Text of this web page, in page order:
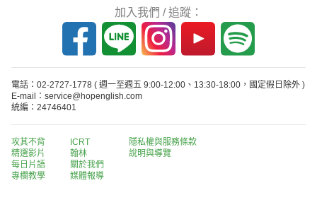
加入我們 / 追蹤：
電話：02-2727-1778 ( 週一至週五 9:00-12:00、13:30-18:00，國定假日除外 )
E-mail：service@hopenglish.com
統編：24746401
攻其不背
精選影片
每日片語
專欄教學
ICRT
翰林
關於我們
媒體報導
隱私權與服務條款
說明與導覽